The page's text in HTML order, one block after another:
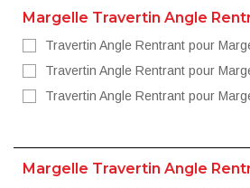
Margelle Travertin Angle
Travertin Angle Rentrant pour
Travertin Angle Rentrant pour
Travertin Angle Rentrant pour
Margelle Travertin Angle